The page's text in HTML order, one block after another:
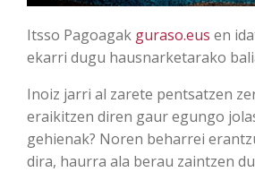
Itsso Pagoagak guraso.eus en
ekarri dugu hausnarketarako
Inoiz jarri al zarete pentsatzen
eraikitzen diren gaur egungo
gehienak? Noren beharrei
dira, haurra ala berau zaintzen